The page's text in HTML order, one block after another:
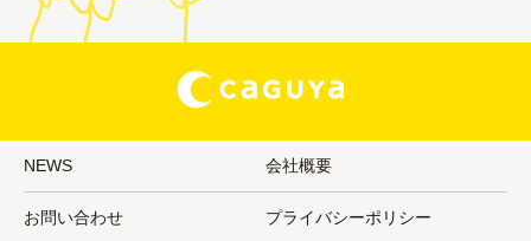
NEWS 会社概要
お問い合わせ プライバシーポリシー